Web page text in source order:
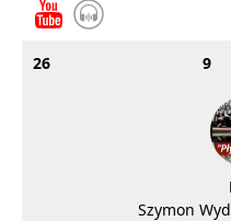
26 9
Szymon